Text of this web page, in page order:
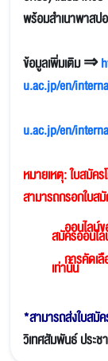
พร้อมสำเนาพาสป
ข้อมูลเพิ่มเติม ⇒
u.ac.jp/en/
u.ac.jp/en/
หมายเหตุ: ใบสมัค
สามารถกรอกใบส
ออนไลน์
สมัครออนไ
การคัดเ
เท่านั้น
*สามารถส่งใบสมั
วิเทศสัมพันธ์ ประช